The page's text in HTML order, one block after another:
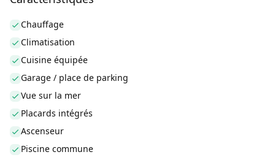
Chauffage
Climatisation
Cuisine équipée
Garage / place de parking
Vue sur la mer
Placards intégrés
Ascenseur
Piscine commune